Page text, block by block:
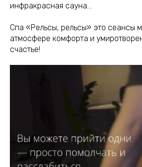
инфракрасная сауна…
Спа «Рельсы, рельсы» это сеансы
атмосфере комфорта и
счастье!